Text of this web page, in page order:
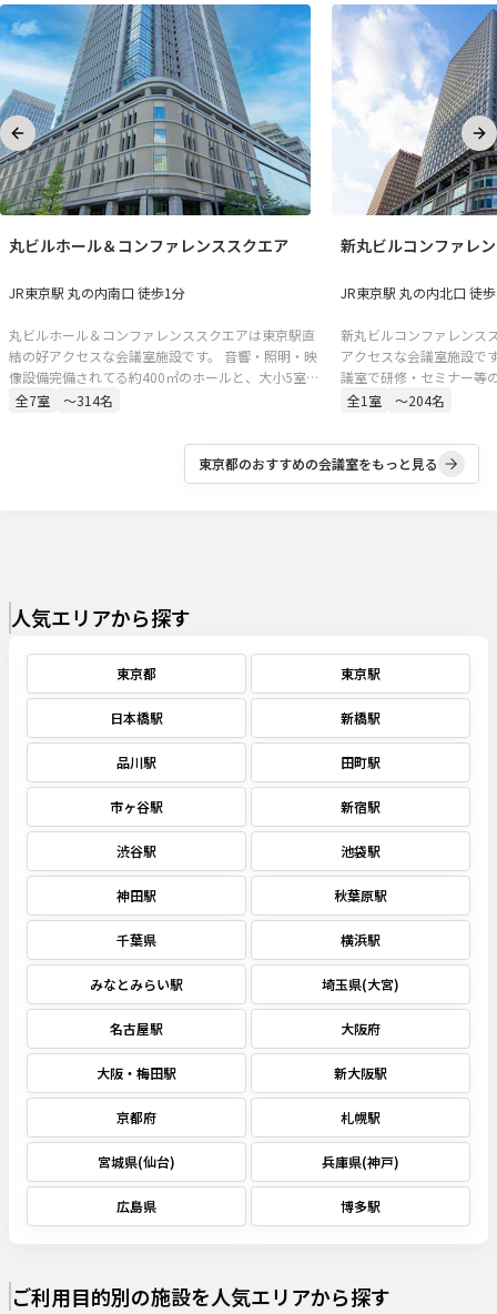
丸ビルホール＆コンファレンススクエア
JR東京駅 丸の内南口 徒歩1分
丸ビルホール＆コンファレンススクエアは東京駅直
結の好アクセスな会議室施設です。 音響・照明・映
像設備完備されてる約400㎡のホールと、大小5室の
会議室。セミナー、講演会、シンポジウム、株主総
ど、多様な用途にご対応可能です。
全7室 〜314名
新丸ビルコンファレ
JR東京駅 丸の内北口 徒
新丸ビルコンファレンス
アクセスな会議室施設で
議室で研修・セミナー等
です。
全1 室 〜204名
Previous slide
東京都のおすすめの会議室をもっと見る
人気エリアから探す
東京都 東京駅
日本橋駅 新橋駅
品川駅 田町駅
市ヶ谷駅 新宿駅
渋谷駅 池袋駅
神田駅 秋葉原駅
千葉県 横浜駅
みなとみらい駅 埼玉県(大宮)
名古屋駅 大阪府
大阪・梅田駅 新大阪駅
京都府 札幌駅
宮城県(仙台) 兵庫県(神戸)
広島県 博多駅
ご利用目的別の施設を人気エリアから探す